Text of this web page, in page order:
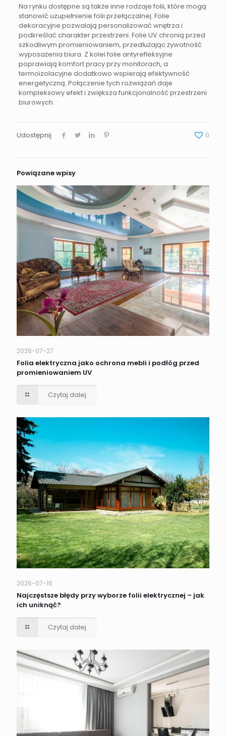
Na rynku dostępne są także inne rodzaje folii, które mogą
stanowić uzupełnienie folii przełączalnej. Folie
dekoracyjne pozwalają personalizować wnętrza i
podkreślać charakter przestrzeni. Folie UV chronią przed
szkodliwym promieniowaniem, przedłużając żywotność
wyposażenia biura. Z kolei folie antyrefleksyjne
poprawiają komfort pracy przy monitorach, a
termoizolacyjne dodatkowo wspierają efektywność
energetyczną. Połączenie tych rozwiązań daje
kompleksowy efekt i zwiększa funkcjonalność przestrzeni
biurowych.
Udostępnij 0
Powiązane wpisy
2026-07-27
Folia elektryczna jako ochrona mebli i podłóg przed
promieniowaniem UV
Czytaj dalej
2026-07-16
Najczęstsze błędy przy wyborze folii elektrycznej – jak
ich uniknąć?
Czytaj dalej